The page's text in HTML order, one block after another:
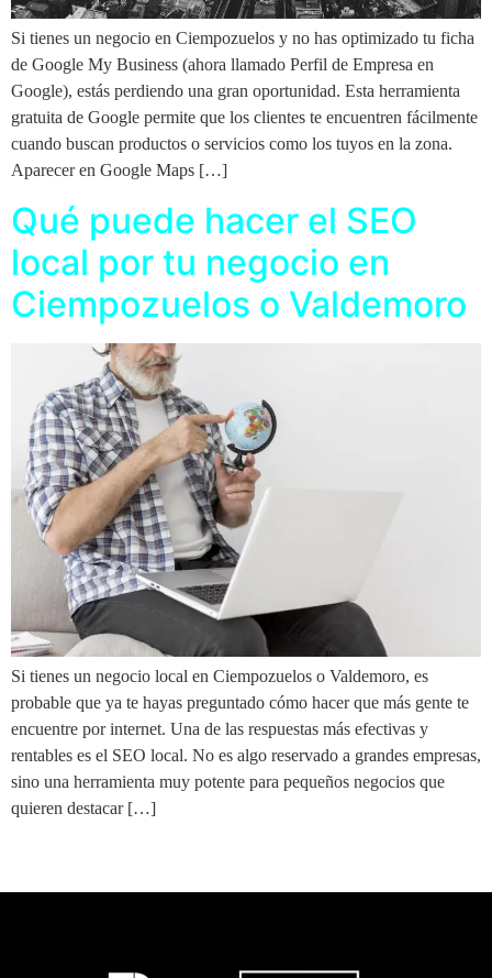
Si tienes un negocio en Ciempozuelos y no has optimizado tu ficha
de Google My Business (ahora llamado Perfil de Empresa en
Google), estás perdiendo una gran oportunidad. Esta herramienta
gratuita de Google permite que los clientes te encuentren fácilmente
cuando buscan productos o servicios como los tuyos en la zona.
Aparecer en Google Maps […]
Qué puede hacer el SEO
local por tu negocio en
Ciempozuelos o Valdemoro
Si tienes un negocio local en Ciempozuelos o Valdemoro, es
probable que ya te hayas preguntado cómo hacer que más gente te
encuentre por internet. Una de las respuestas más efectivas y
rentables es el SEO local. No es algo reservado a grandes empresas,
sino una herramienta muy potente para pequeños negocios que
quieren destacar […]